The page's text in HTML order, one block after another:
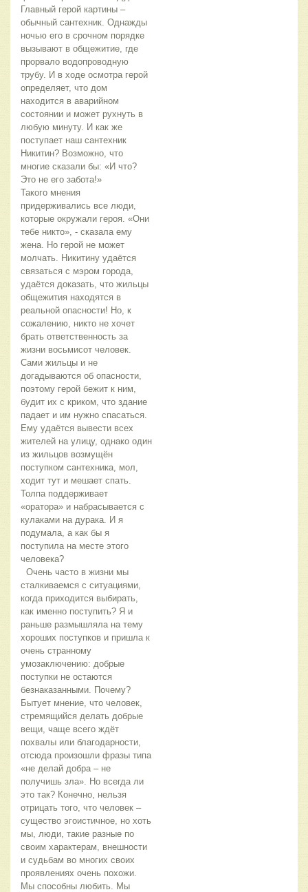
Главный герой картины –
обычный сантехник. Однажды
ночью его в срочном порядке
вызывают в общежитие, где
прорвало водопроводную
трубу. И в ходе осмотра герой
определяет, что дом
находится в аварийном
состоянии и может рухнуть в
любую минуту. И как же
поступает наш сантехник
Никитин? Возможно, что
многие сказали бы: «И что?
Это не его забота!»
Такого мнения
придерживались все люди,
которые окружали героя. «Они
тебе никто», - сказала ему
жена. Но герой не может
молчать. Никитину удаётся
связаться с мэром города,
удаётся доказать, что жильцы
общежития находятся в
реальной опасности! Но, к
сожалению, никто не хочет
брать ответственность за
жизни восьмисот человек.
Сами жильцы и не
догадываются об опасности,
поэтому герой бежит к ним,
будит их с криком, что здание
падает и им нужно спасаться.
Ему удаётся вывести всех
жителей на улицу, однако один
из жильцов возмущён
поступком сантехника, мол,
ходит тут и мешает спать.
Толпа поддерживает
«оратора» и набрасывается с
кулаками на дурака. И я
подумала, а как бы я
поступила на месте этого
человека?
Очень часто в жизни мы
сталкиваемся с ситуациями,
когда приходится выбирать,
как именно поступить? Я и
раньше размышляла на тему
хороших поступков и пришла к
очень странному
умозаключению: добрые
поступки не остаются
безнаказанными. Почему?
Бытует мнение, что человек,
стремящийся делать добрые
вещи, чаще всего ждёт
похвалы или благодарности,
отсюда произошли фразы типа
«не делай добра – не
получишь зла». Но всегда ли
это так? Конечно, нельзя
отрицать того, что человек –
существо эгоистичное, но хоть
мы, люди, такие разные по
своим характерам, внешности
и судьбам во многих своих
проявлениях очень похожи.
Мы способны любить. Мы